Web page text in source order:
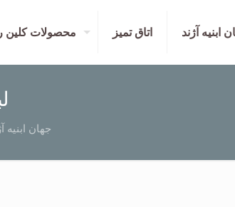
ابنیه آژند اتاق تمیز محصولات کلین
جهان ابنیه